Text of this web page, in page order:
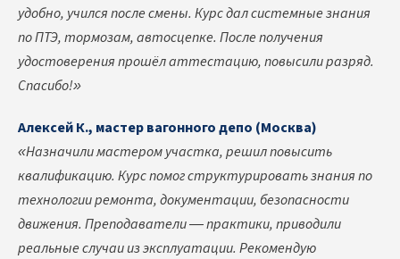
удобно, учился после смены. Курс дал системные знания
по ПТЭ, тормозам, автосцепке. После получения
удостоверения прошёл аттестацию, повысили разряд.
Спасибо!»
Алексей К., мастер вагонного депо (Москва)
«Назначили мастером участка, решил повысить
квалификацию. Курс помог структурировать знания по
технологии ремонта, документации, безопасности
движения. Преподаватели — практики, приводили
реальные случаи из эксплуатации. Рекомендую